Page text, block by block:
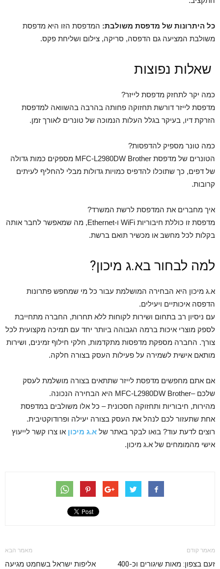
כל היתרונות של מדפסת משולבת: המדפסת הזו היא מדפסת
משולבת המציעה גם הדפסה, סריקה, צילום ושליחת פקס.
שאלות נפוצות
כמה יקר לתחזק מדפסת לייזר?
מדפסת לייזר דורשת תחזוקה פחותה בהרבה בהשוואה למדפסת
הזרקת דיו, בעיקר בגלל העלות הנמוכה של טונרים לאורך זמן.
כמה טונר מספיק להדפסות?
הטונרים של מדפסת MFC-L2980DW Brother מספקים כמות גדולה
של דפים, כך שתוכלו להדפיס כמויות גדולות מבלי להחליף לעיתים
קרובות.
איך מחברים את המדפסת לרשת המשרד?
מדפסת זו כוללת חיבוריות WiFi ו-Ethernet, מה שמאפשר לחבר אותה
בקלות לכל מחשב או מכשיר תואם ברשת.
למה לבחור בא.ג מיכון?
א.ג מיכון היא הבחירה המושלמת עבור כל מי שמחפש פתרונות
הדפסה איכותיים ויעילים.
עם ניסיון רב בתחום ושירות לקוחות ללא תחרות, החברה מתחייבת
לספק מוצרי איכות ברמה הגבוהה ביותר יחד עם תמיכה מקצועית לכל
צורך. החברה מספקת מדפסות מתקדמות, חלקי חילוף זמינים, ושירות
מותאם אישית לשמירה על פעילות העסק בצורה חלקה.
אם אתם מחפשים מדפסת לייזר שתתאים בצורה מושלמת לעסק
שלכם –MFC-L2980DW Brother היא הבחירה הנכונה.
מהירות, חיבוריות ותחזוקה חסכונית – כל אלו משולבים במדפסת
אחת שתעזור לכם לנהל את העסק בצורה יעילה ופרודוקטיבית.
רוצים לדעת עוד? בואו לבקר באתר של א.ג מיכון או צרו קשר לייעוץ
אישי מהמומחים של א.ג מיכון.
מאמר קודם
זעם בצפון: מאות שיגורים וכ-400
מאמר הבא
אליפות ישראל בשחמט מגיעה